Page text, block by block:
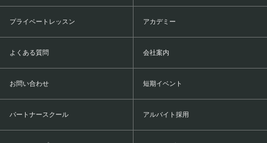
プライベートレッスン アカデミー
よくある質問 会社案内
お問い合わせ 短期イベント
パートナースクール アルバイト採用